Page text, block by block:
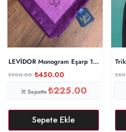
LEVİDOR Monogram Eşarp 17687 –
₺900.00 ₺450.00
Sepette₺225.00
Sepete Ekle
₺